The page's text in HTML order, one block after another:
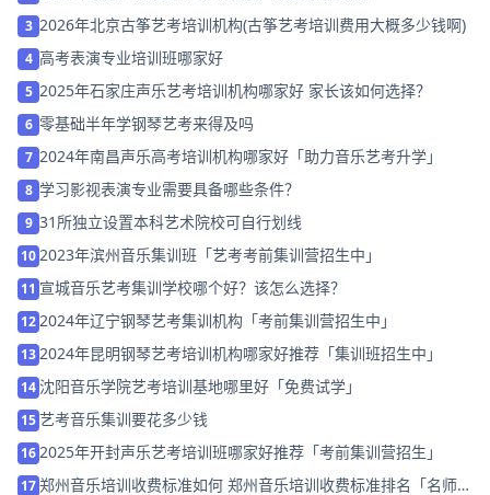
3 2026年北京古筝艺考培训机构(古筝艺考培训费用大概多少钱啊)
4 高考表演专业培训班哪家好
5 2025年石家庄声乐艺考培训机构哪家好 家长该如何选择？
6 零基础半年学钢琴艺考来得及吗
7 2024年南昌声乐高考培训机构哪家好「助力音乐艺考升学」
8 学习影视表演专业需要具备哪些条件？
9 31所独立设置本科艺术院校可自行划线
10 2023年滨州音乐集训班「艺考考前集训营招生中」
11 宣城音乐艺考集训学校哪个好？该怎么选择？
12 2024年辽宁钢琴艺考集训机构「考前集训营招生中」
13 2024年昆明钢琴艺考培训机构哪家好推荐「集训班招生中」
14沈阳音乐学院艺考培训基地哪里好「免费试学」
15艺考音乐集训要花多少钱
16 2025年开封声乐艺考培训班哪家好推荐「考前集训营招生」
17郑州音乐培训收费标准如何 郑州音乐培训收费标准排名「名师指